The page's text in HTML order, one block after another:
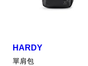
HARDY
單肩包